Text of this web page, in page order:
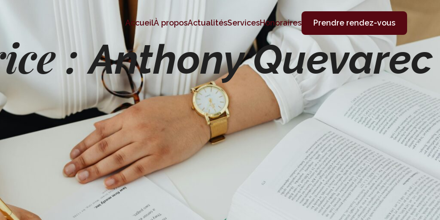
AccueilÀ proposActualitésServicesHonoraires Prendre rendez-vous
:Anthony Quevarec